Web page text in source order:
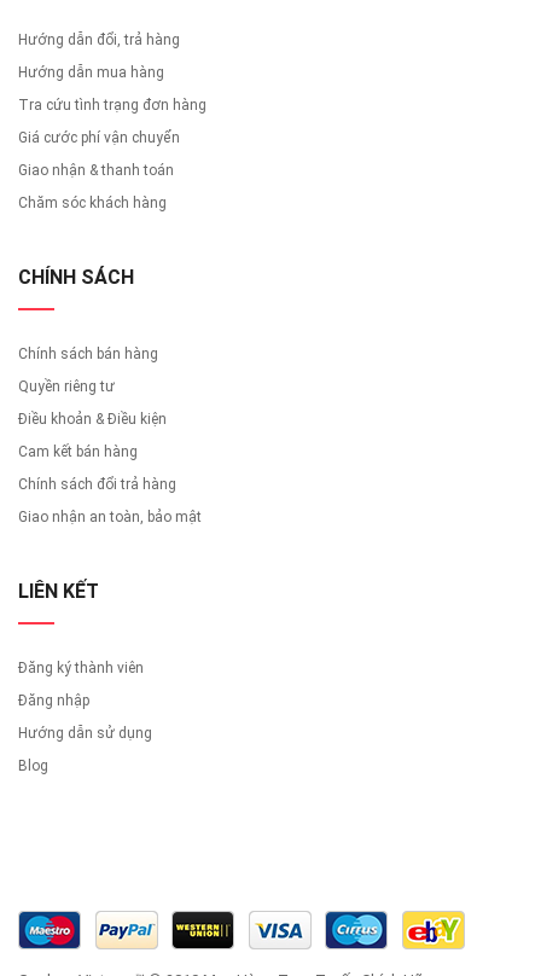
Hướng dẫn đổi, trả hàng
Hướng dẫn mua hàng
Tra cứu tình trạng đơn hàng
Giá cước phí vận chuyển
Giao nhận & thanh toán
Chăm sóc khách hàng
CHÍNH SÁCH
Chính sách bán hàng
Quyền riêng tư
Điều khoản & Điều kiện
Cam kết bán hàng
Chính sách đổi trả hàng
Giao nhận an toàn, bảo mật
LIÊN KẾT
Đăng ký thành viên
Đăng nhập
Hướng dẫn sử dụng
Blog